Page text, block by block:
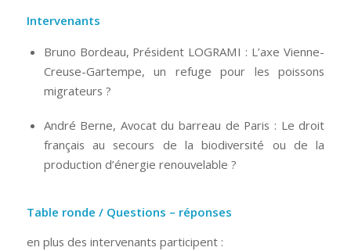
Intervenants
Bruno Bordeau, Président LOGRAMI : L’axe Vienne-
Creuse-Gartempe, un refuge pour les poissons
migrateurs ?
André Berne, Avocat du barreau de Paris : Le droit
français au secours de la biodiversité ou de la
production d’énergie renouvelable ?
Table ronde / Questions – réponses
en plus des intervenants participent :